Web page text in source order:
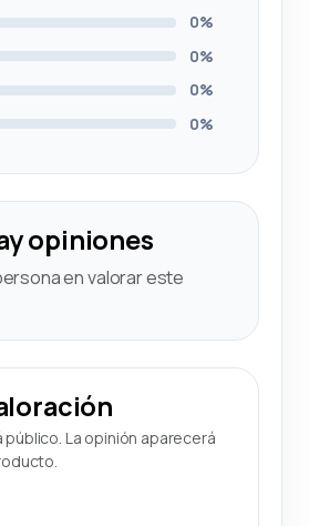
0%
0%
0%
0%
opiniones
en valorar este
público. La opinión aparecerá